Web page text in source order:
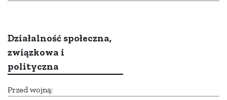
Działalność społeczna,
związkowa i
polityczna
Przed wojną: